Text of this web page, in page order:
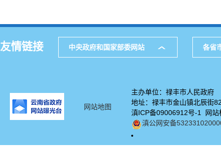
友情链接 中央政府和国家部委网站 各省
网站地图
主办单位：禄丰市人民政府
地址：禄丰市金山镇北辰
滇ICP备09006912号-1 网
滇公网安备